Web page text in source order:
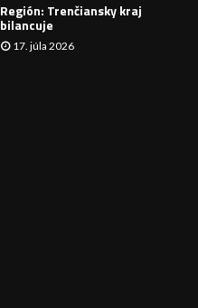
Región: Trenčiansky kraj
bilancuje
17. júla 2026